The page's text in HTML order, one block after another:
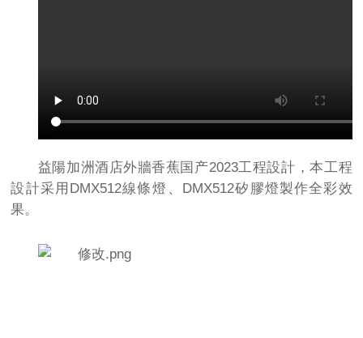
益陽加洲酒店外牆香蕉国产2023工程設計，本工程
設計采用DMX512線條燈、DMX512矽膠燈製作全彩效
果。